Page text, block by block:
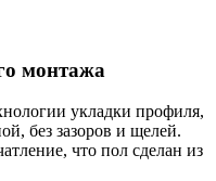
монтажа
укладки профиля,
без зазоров и щелей.
что пол сделан из